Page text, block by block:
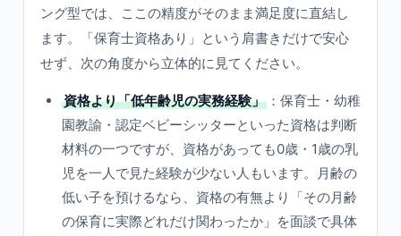
ング型では、ここの精度がそのまま満足度に直結し
ます。「保育士資格あり」という肩書きだけで安心
せず、次の角度から立体的に見てください。
資格より「低年齢児の実務経験」 ：保育士・幼稚
園教諭・認定ベビーシッターといった資格は判断
材料の一つですが、資格があっても0歳・1歳の乳
児を一人で見た経験が少ない人もいます。月齢の
低い子を預けるなら、資格の有無より「その月齢
の保育に実際どれだけ関わったか」を面談で具体